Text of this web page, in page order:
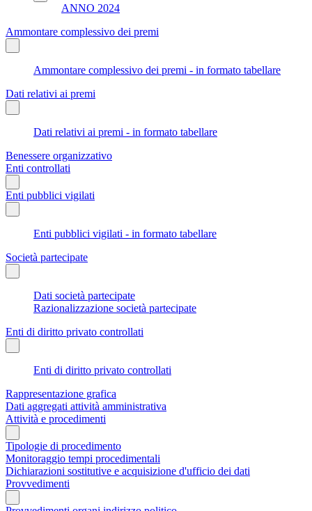
ANNO 2024
Ammontare complessivo dei premi
Ammontare complessivo dei premi - in formato tabellare
Dati relativi ai premi
Dati relativi ai premi - in formato tabellare
Benessere organizzativo
Enti controllati
Enti pubblici vigilati
Enti pubblici vigilati - in formato tabellare
Società partecipate
Dati società partecipate
Razionalizzazione società partecipate
Enti di diritto privato controllati
Enti di diritto privato controllati
Rappresentazione grafica
Dati aggregati attività amministrativa
Attività e procedimenti
Tipologie di procedimento
Monitoraggio tempi procedimentali
Dichiarazioni sostitutive e acquisizione d'ufficio dei dati
Provvedimenti